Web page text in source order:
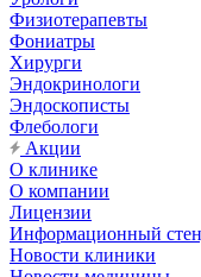
Физиотерапевты
Фониатры
Хирурги
Эндокринологи
Эндоскописты
Флебологи
Акции
О клинике
О компании
Лицензии
Информационный
Новости клиники